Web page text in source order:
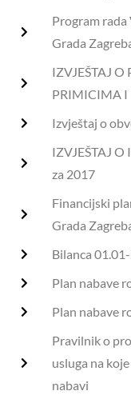
Program rada
Grada
IZVJEŠTAJ
PRIMICIMA I
Izvještaj o
IZVJEŠTAJ
za 2017
Financijski
Grada
Bilanca
Plan nabave
Plan nabave
Pravilnik o
usluga na
nabavi